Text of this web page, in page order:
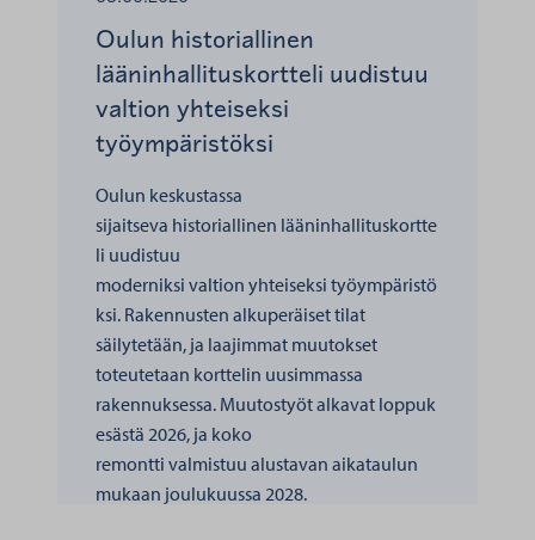
Oulun historiallinen
lääninhallituskortteli uudistuu
valtion yhteiseksi
työympäristöksi
Oulun keskustassa
sijaitseva historiallinen lääninhallituskortte
li uudistuu
moderniksi valtion yhteiseksi työympäristö
ksi. Rakennusten alkuperäiset tilat
säilytetään, ja laajimmat muutokset
toteutetaan korttelin uusimmassa
rakennuksessa. Muutostyöt alkavat loppuk
esästä 2026, ja koko
remontti valmistuu alustavan aikataulun
mukaan joulukuussa 2028.